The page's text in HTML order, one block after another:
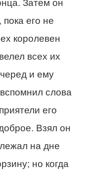
Затем он
пока его не
королевен
всех их
и ему
слова
его
Взял он
на дне
но когда